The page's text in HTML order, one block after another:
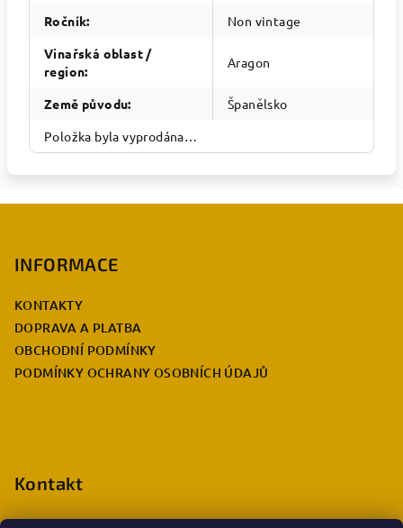
Ročník:
Non vintage
Vinařská oblast /
region:
Aragon
Země původu:
Španělsko
Položka byla vyprodána…
INFORMACE
KONTAKTY
DOPRAVA A PLATBA
OBCHODNÍ PODMÍNKY
PODMÍNKY OCHRANY OSOBNÍCH ÚDAJŮ
Kontakt
eshop.info@deccabulla.cz